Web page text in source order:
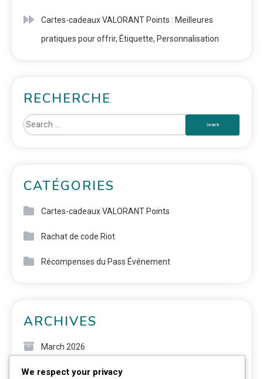
Cartes-cadeaux VALORANT Points : Meilleures
pratiques pour offrir, Étiquette, Personnalisation
RECHERCHE
CATÉGORIES
Cartes-cadeaux VALORANT Points
Rachat de code Riot
Récompenses du Pass Événement
ARCHIVES
March 2026
February 2026
We respect your privacy